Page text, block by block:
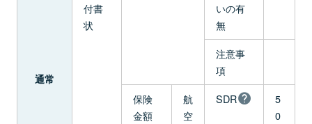
通常
付書
状
いの有
無
注意事
項
保険
金額
航
空
SDR
5
0